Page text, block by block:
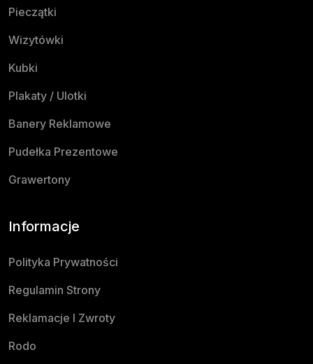
Pieczątki
Wizytówki
Kubki
Plakaty / Ulotki
Banery Reklamowe
Pudełka Prezentowe
Grawertony
Informacje
Polityka Prywatności
Regulamin Strony
Reklamacje I Zwroty
Rodo